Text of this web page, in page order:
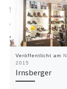
Veröffentlicht am
2015
Irnsberger